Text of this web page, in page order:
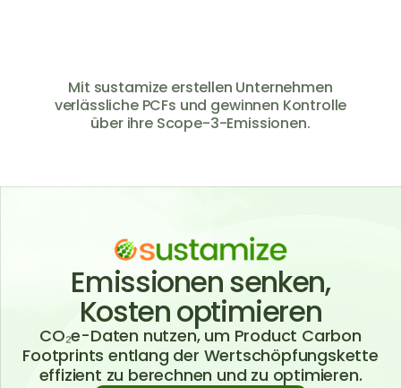
Mit sustamize erstellen Unternehmen
verlässliche PCFs und gewinnen Kontrolle
über ihre Scope-3-Emissionen.
Emissionen senken,
Kosten optimieren
CO₂e-Daten nutzen, um Product Carbon
Footprints entlang der Wertschöpfungskette
effizient zu berechnen und zu optimieren.